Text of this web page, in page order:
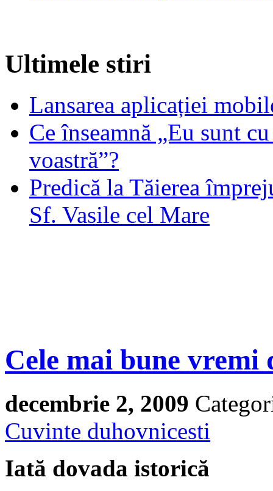
Ultimele stiri
Lansarea aplicației
Ce înseamnă „Eu sunt
voastră”?
Predică la Tăierea
Sf. Vasile cel Mare
Cele mai bune vremi
decembrie 2, 2009
Cuvinte duhovnicesti
Iată dovada istorică